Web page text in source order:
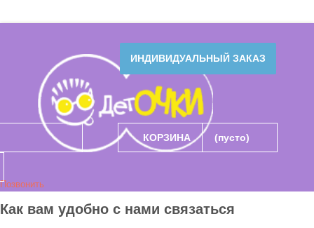
Позвонить
ИНДИВИДУАЛЬНЫЙ ЗАКАЗ
КОРЗИНА (пусто)
Как вам удобно с нами связаться